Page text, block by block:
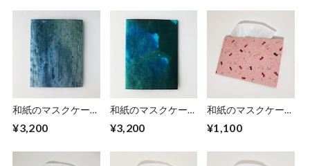
和紙のマスクケース
¥3,200
和紙のマスクケース
¥3,200
和紙のマスクケース
ンク）
¥1,100